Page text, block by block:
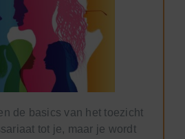
de basics van het toezicht
tot je, maar je wordt